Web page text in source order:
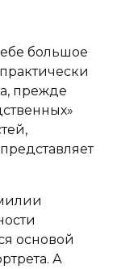
большое
прежде
основой
А